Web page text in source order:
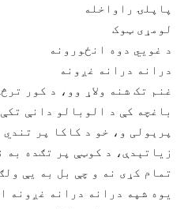
پاپلۍ راواخله
لومړی ټوک
د غويي دوه انځورونه
درانه درانه غږونه
غنم تک شنه ولاړ وو، د کور
باغچه کې د الوبالو دانې
پرېولی و، خو د کاکا پر
زیاتېدې، د کوټې پر تګده به
تمام کړی نه و چې بل به یې
یوه شپه درانه درانه غږونه